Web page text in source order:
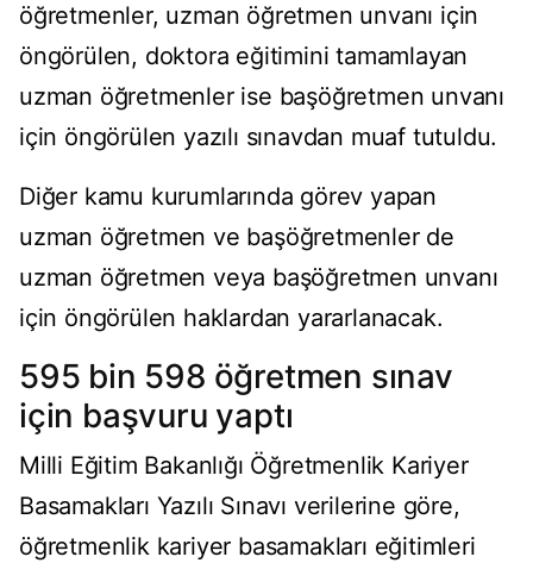
öğretmenler, uzman öğretmen unvanı için
öngörülen, doktora eğitimini tamamlayan
uzman öğretmenler ise başöğretmen unvanı
için öngörülen yazılı sınavdan muaf tutuldu.
Diğer kamu kurumlarında görev yapan
uzman öğretmen ve başöğretmenler de
uzman öğretmen veya başöğretmen unvanı
için öngörülen haklardan yararlanacak.
595 bin 598 öğretmen sınav
için başvuru yaptı
Milli Eğitim Bakanlığı Öğretmenlik Kariyer
Basamakları Yazılı Sınavı verilerine göre,
öğretmenlik kariyer basamakları eğitimleri